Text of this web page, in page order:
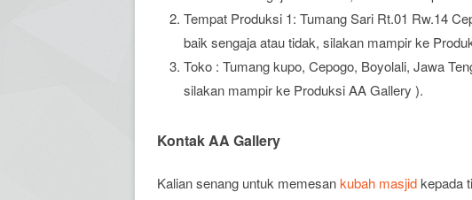
Tempat Produksi 1: Tumang Sari Rt.01 Rw.14
baik sengaja atau tidak, silakan mampir ke
Toko : Tumang kupo, Cepogo, Boyolali, Jawa
silakan mampir ke Produksi AA Gallery ).
Kontak AA Gallery
Kalian senang untuk memesankubah masjidkepada